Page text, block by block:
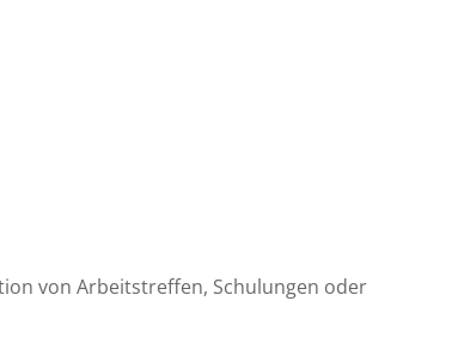
von Arbeitstreffen, Schulungen oder